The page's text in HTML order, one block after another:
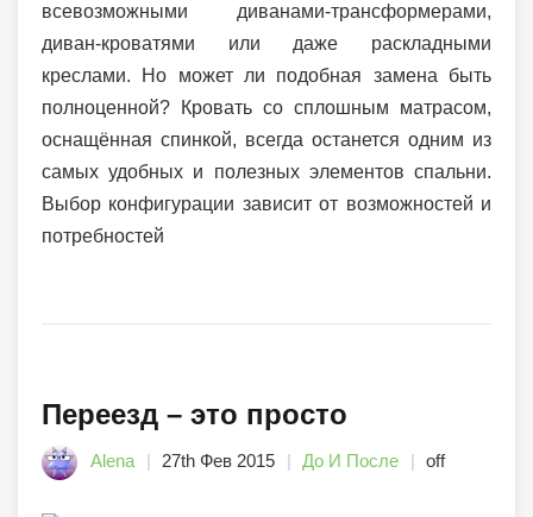
всевозможными диванами-трансформерами,
диван-кроватями или даже раскладными
креслами. Но может ли подобная замена быть
полноценной? Кровать со сплошным матрасом,
оснащённая спинкой, всегда останется одним из
самых удобных и полезных элементов спальни.
Выбор конфигурации зависит от возможностей и
потребностей
Переезд – это просто
Alena 27th Фев 2015 До И После off